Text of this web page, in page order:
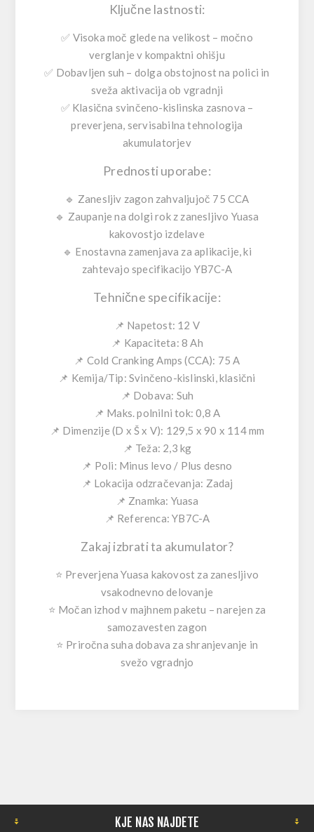
Ključne lastnosti:
✅ Visoka moč glede na velikost – močno
verglanje v kompaktni ohišju
✅ Dobavljen suh – dolga obstojnost na polici in
sveža aktivacija ob vgradnji
✅ Klasična svinčeno-kislinska zasnova –
preverjena, servisabilna tehnologija
akumulatorjev
Prednosti uporabe:
🔹 Zanesljiv zagon zahvaljujoč 75 CCA
🔹 Zaupanje na dolgi rokz zanesljivo Yuasa
kakovostjo izdelave
🔹 Enostavna zamenjava za aplikacije, ki
zahtevajo specifikacijo YB7C-A
Tehnične specifikacije:
📌 Napetost: 12 V
📌 Kapaciteta: 8 Ah
📌 Cold Cranking Amps (CCA): 75 A
📌 Kemija/Tip: Svinčeno-kislinski, klasični
📌 Dobava: Suh
📌 Maks. polnilni tok:0,8 A
📌 Dimenzije (D x Š x V): 129,5 x 90 x 114 mm
📌 Teža: 2,3 kg
📌 Poli: Minus levo / Plus desno
📌 Lokacija odzračevanja: Zadaj
📌 Znamka: Yuasa
📌 Referenca:YB7C-A
Zakaj izbrati ta akumulator?
⭐ Preverjena Yuasa kakovost za zanesljivo
vsakodnevno delovanje
⭐ Močan izhod v majhnem paketu – narejen za
samozavesten zagon
⭐ Priročna suha dobava za shranjevanje in
svežo vgradnjo
KJE NAS NAJDETE